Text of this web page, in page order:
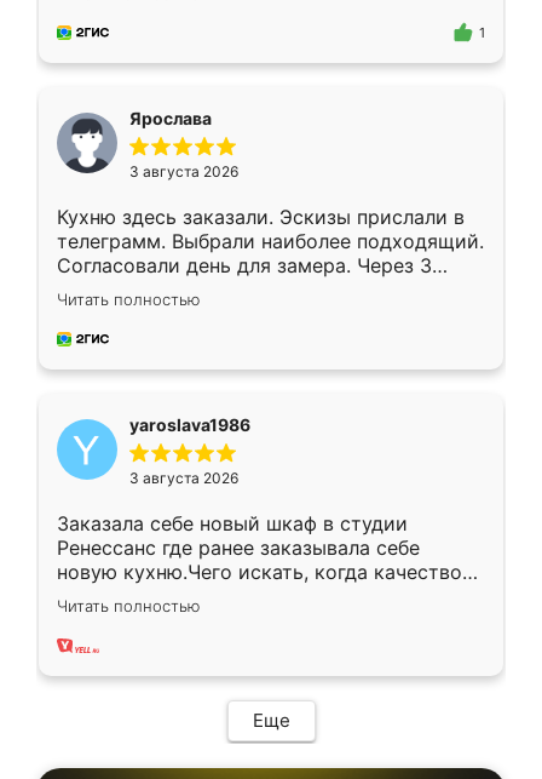
для замера сотрудник Владислав
предложил по моему эскизу самый
1
Ярослава
3 августа 2026
Кухню здесь заказали. Эскизы прислали в
телеграмм. Выбрали наиболее подходящий.
Согласовали день для замера. Через 3
недели кухня была уже готова. Остались
довольны работой. Спасибо Ренессанс
мебель за качественную работу!
Читать полностью
yaroslava1986
3 августа 2026
Заказала себе новый шкаф в студии
Ренессанс где ранее заказывала себе
новую кухню.Чего искать, когда качеством
вполне довольна. Служит кухня уже почти
два года, нареканий нет.
Читать полностью
Еще